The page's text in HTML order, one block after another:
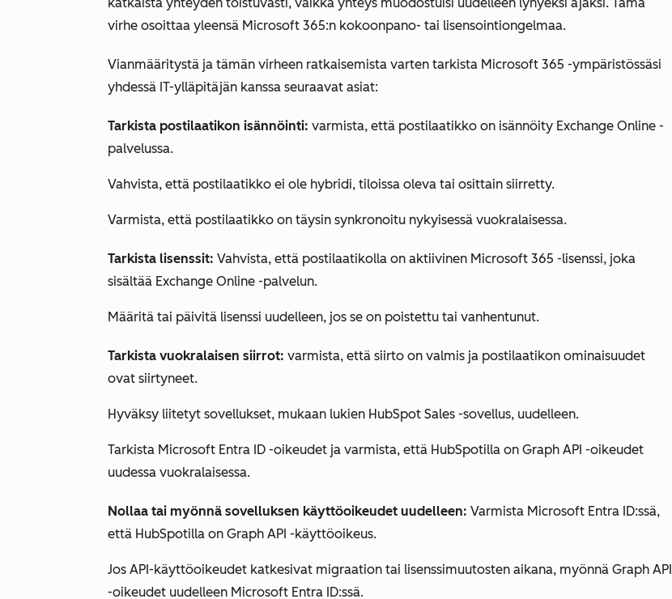
virhe osoittaa yleensä Microsoft 365:n kokoonpano- tai lisensointiongelmaa.
Vianmääritystä ja tämän virheen ratkaisemista varten tarkista Microsoft 365 -ympäristössäsi
yhdessä IT-ylläpitäjän kanssa seuraavat asiat:
Tarkista postilaatikon isännöinti: varmista, että postilaatikko on isännöity Exchange Online -
palvelussa.
Vahvista, että postilaatikko ei ole hybridi, tiloissa oleva tai osittain siirretty.
Varmista, että postilaatikko on täysin synkronoitu nykyisessä vuokralaisessa.
Tarkista lisenssit: Vahvista, että postilaatikolla on aktiivinen Microsoft 365 -lisenssi, joka
sisältää Exchange Online -palvelun.
Määritä tai päivitä lisenssi uudelleen, jos se on poistettu tai vanhentunut.
Tarkista vuokralaisen siirrot: varmista, että siirto on valmis ja postilaatikon ominaisuudet
ovat siirtyneet.
Hyväksy liitetyt sovellukset, mukaan lukien HubSpot Sales -sovellus, uudelleen.
Tarkista Microsoft Entra ID -oikeudet ja varmista, että HubSpotilla on Graph API -oikeudet
uudessa vuokralaisessa.
Nollaa tai myönnä sovelluksen käyttöoikeudet uudelleen: Varmista Microsoft Entra ID:ssä,
että HubSpotilla on Graph API -käyttöoikeus.
Jos API-käyttöoikeudet katkesivat migraation tai lisenssimuutosten aikana, myönnä Graph API
-oikeudet uudelleen Microsoft Entra ID:ssä.